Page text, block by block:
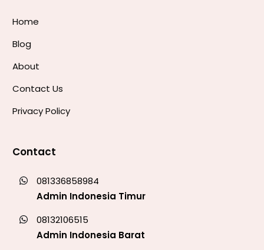
Home
Blog
About
Contact Us
Privacy Policy
Contact
081336858984
Admin Indonesia Timur
08132106515
Admin Indonesia Barat